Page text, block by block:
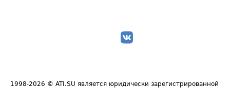
1998-2026 © ATI.SU является юридически зарегистрированной